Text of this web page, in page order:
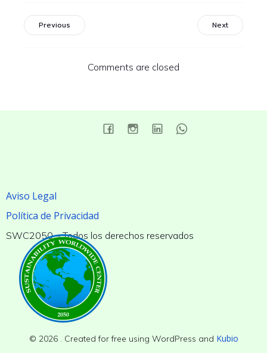
Previous Next
Comments are closed
Aviso Legal
Política de Privacidad
SWC2050 – Todos los derechos reservados
© 2026 . Created for free using WordPress and Kubio